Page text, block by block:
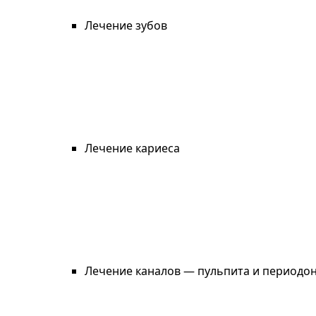
Лечение зубов
Лечение кариеса
Лечение каналов — пульпита и